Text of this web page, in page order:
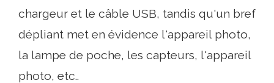
chargeur et le câble USB, tandis qu'un bref
dépliant met en évidence l'appareil photo,
la lampe de poche, les capteurs, l'appareil
photo, etc..